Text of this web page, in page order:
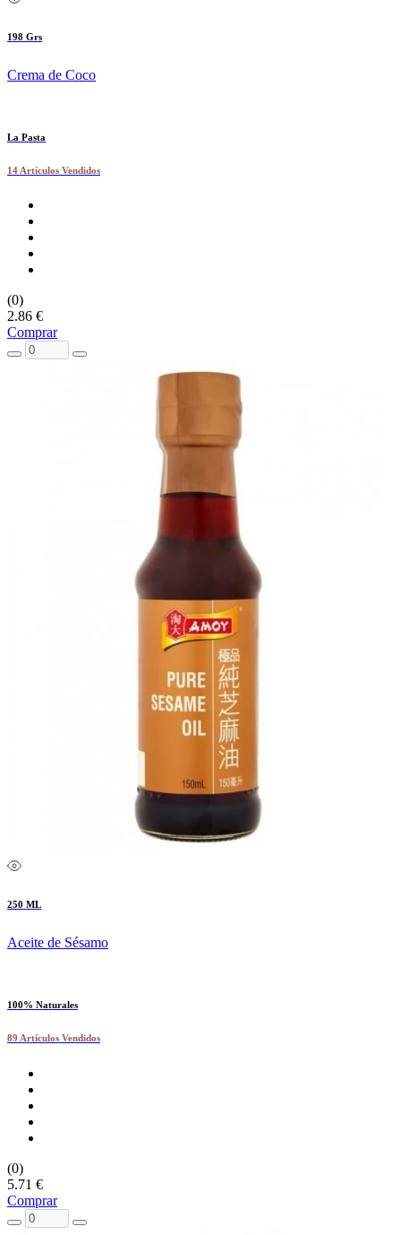
198 Grs
Crema de Coco
La Pasta
14 Artículos Vendidos
(0)
2.86 €
Comprar
250 ML
Aceite de Sésamo
100% Naturales
89 Artículos Vendidos
(0)
5.71 €
Comprar